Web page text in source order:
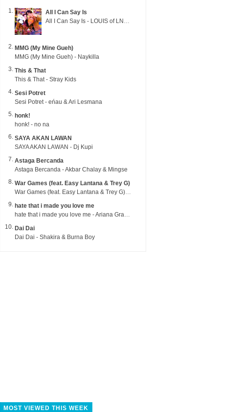
All I Can Say Is
All I Can Say Is - LOUIS of LNGSHOT
MMG (My Mine Gueh)
MMG (My Mine Gueh) - Naykilla
This & That
This & That - Stray Kids
Sesi Potret
Sesi Potret - eńau & Ari Lesmana
honk!
honk! - no na
SAYA AKAN LAWAN
SAYA AKAN LAWAN - Dj Kupi
Astaga Bercanda
Astaga Bercanda - Akbar Chalay & Mingse
War Games (feat. Easy Lantana & Trey G)
War Games (feat. Easy Lantana & Trey G) - Trub
hate that i made you love me
hate that i made you love me - Ariana Grande
Dai Dai
Dai Dai - Shakira & Burna Boy
MOST VIEWED THIS WEEK